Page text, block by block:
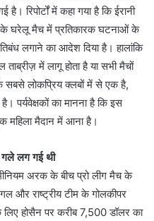
है। रिपोर्टों में कहा गया है कि ईरानी
के घरेलू मैच में प्रतिकारक घटनाओं के
लगाने का आदेश दिया है। हालांकि
में लागू होता है या सभी मैचों
सबसे लोकप्रिय क्लबों में से एक है,
का मानना ​​है कि इस
मैदान में आना है।
गले लग गई थी
अरक के बीच प्रो लीग मैच के
और राष्ट्रीय टीम के गोलकीपर
होसैन पर करीब 7,500 डॉलर का